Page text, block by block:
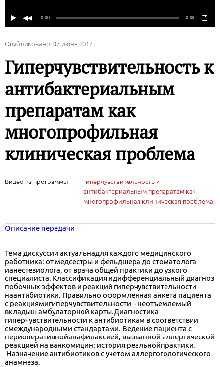
Опубликовано: 07 июня 2017
Гиперчувствительность к
антибактериальным
препаратам как
многопрофильная
клиническая проблема
Видео из программы
Гиперчувствительность к
антибактериальным препаратам как
многопрофильная клиническая проблема
Описание передачи
Тема дискуссии актуальнадля каждого медицинского
работника: от медсестры и фельдшера до стоматолога
ианестезиолога, от врача общей практики до узкого
специалиста. Классификация идифференциальный диагноз
побочных эффектов и реакций гиперчувствительности
наантибиотики. Правильно оформленная анкета пациента
с реакциямигиперчувствительности - неотъемлемый
вкладыш амбулаторной карты.Диагностика
гиперчувствительности к антибиотикам в соответствии
смеждународными стандартами. Ведение пациента с
периоперативнойанафилаксией, вызванной аллергической
реакцией на ванкомицин: история реальнойпрактики.
Назначение антибиотиков с учетом аллергогологического
анамнеза.